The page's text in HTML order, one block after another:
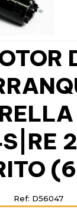
Ref: D56047